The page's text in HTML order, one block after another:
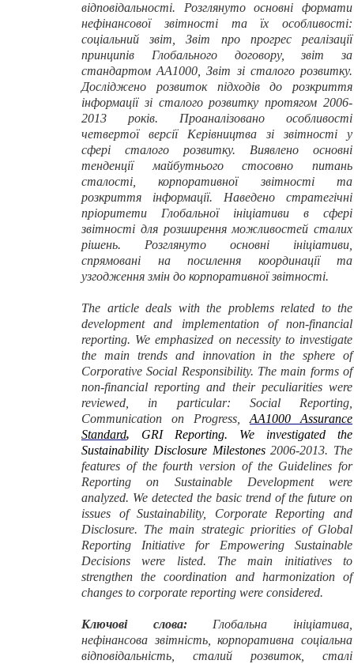
відповідальності. Розглянуто основні формати
нефінансової звітності та їх особливості:
соціальний звіт, Звіт про прогрес реалізації
принципів Глобального договору, звіт за
стандартом АА1000, Звіт зі сталого розвитку.
Досліджено розвиток підходів до розкриття
інформації зі сталого розвитку протягом 2006-
2013 років. Проаналізовано особливості
четвертої версії Керівництва зі звітності у
сфері сталого розвитку. Виявлено основні
тенденції майбутнього стосовно питань
сталості, корпоративної звітності та
розкриття інформації. Наведено стратегічні
пріоритети Глобальної ініціативи в сфері
звітності для розширення можливостей сталих
рішень. Розглянуто основні ініціативи,
спрямовані на посилення координації та
узгодження змін до корпоративної звітності.
The article deals with the problems related to the
development and implementation of non-financial
reporting. We emphasized on necessity to investigate
the main trends and innovation in the sphere of
Corporative Social Responsibility. The main forms of
non-financial reporting and their peculiarities were
reviewed
in particular: Social Reporting,
Communication on Progress, AA1000 Assurance
Standard, GRI Reporting. We investigated the
Sustainability Disclosure Milestones2006-2013. The
features of the fourth version of the Guidelines for
Reporting on Sustainable Development were
analyzed. We detected the basic trend of the future on
issues of Sustainability, Corporate Reporting and
Disclosure. The main strategic priorities of Global
Reporting Initiative for Empowering Sustainable
Decisions were listed. The main initiatives to
strengthen the coordination and harmonization of
changes to corporate reporting were considered.
Ключові слова:Глобальна ініціатива,
нефінансова звітність, корпоративна соціальна
відповідальність, сталий розвиток, сталі